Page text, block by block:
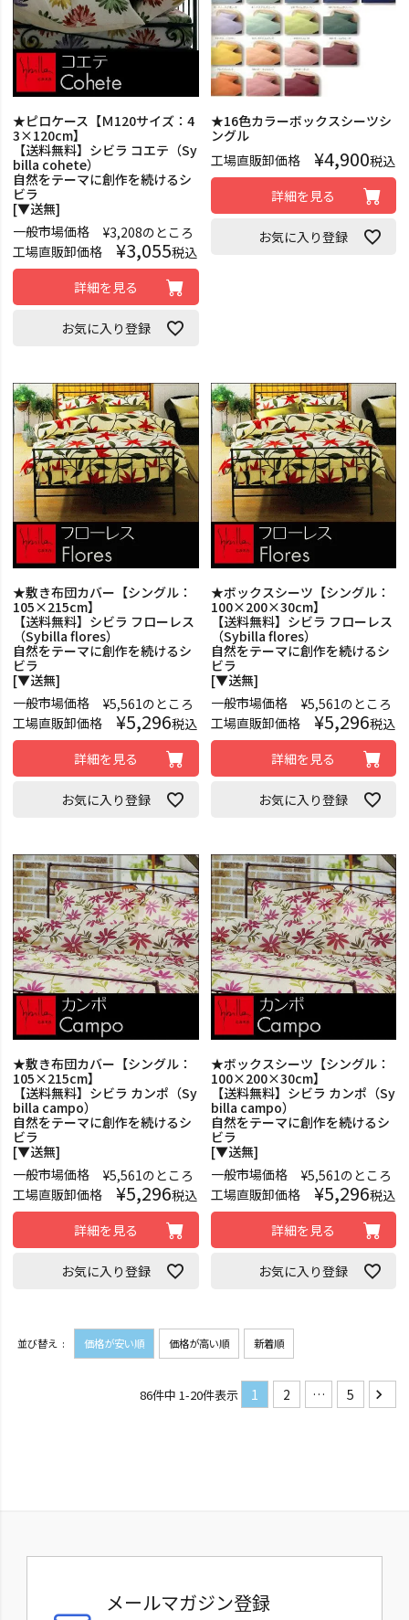
★ピロケース【Ｍ120サイズ：4
3×120cm】
【送料無料】シビラ コエテ（Sy
billa cohete）
自然をテーマに創作を続けるシ
ビラ
[▼送無]
一般市場価格
¥3,208のところ
工場直販卸価格
¥3,055税込
詳細を見る
お気に入り登録
★16色カラーボックスシーツシ
ングル
工場直販卸価格
¥4,900税込
詳細を見る
お気に入り登録
★敷き布団カバー【シングル：
105×215cm】
【送料無料】シビラ フローレス
（Sybilla flores）
自然をテーマに創作を続けるシ
ビラ
[▼送無]
一般市場価格
¥5,561のところ
工場直販卸価格
¥5,296税込
詳細を見る
お気に入り登録
★ボックスシーツ【シングル：
100×200×30cm】
【送料無料】シビラ フローレス
（Sybilla flores）
自然をテーマに創作を続けるシ
ビラ
[▼送無]
一般市場価格
¥5,561のところ
工場直販卸価格
¥5,296税込
詳細を見る
お気に入り登録
★敷き布団カバー【シングル：
105×215cm】
【送料無料】シビラ カンポ（Sy
billa campo）
自然をテーマに創作を続けるシ
ビラ
[▼送無]
一般市場価格
¥5,561のところ
工場直販卸価格
¥5,296税込
詳細を見る
お気に入り登録
★ボックスシーツ【シングル：
100×200×30cm】
【送料無料】シビラ カンポ（Sy
billa campo）
自然をテーマに創作を続けるシ
ビラ
[▼送無]
一般市場価格
¥5,561のところ
工場直販卸価格
¥5,296税込
詳細を見る
お気に入り登録
並び替え 価格が安い順 価格が高い順 新着順
86件中 1-20件表示 1 2 … 5
メールマガジン登録